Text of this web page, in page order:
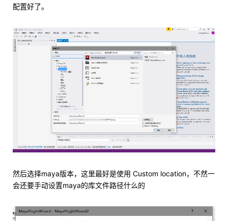
配置好了。
然后选择maya版本，这里最好是使用 Custom location，不然一
会还要手动设置maya的库文件路径什么的